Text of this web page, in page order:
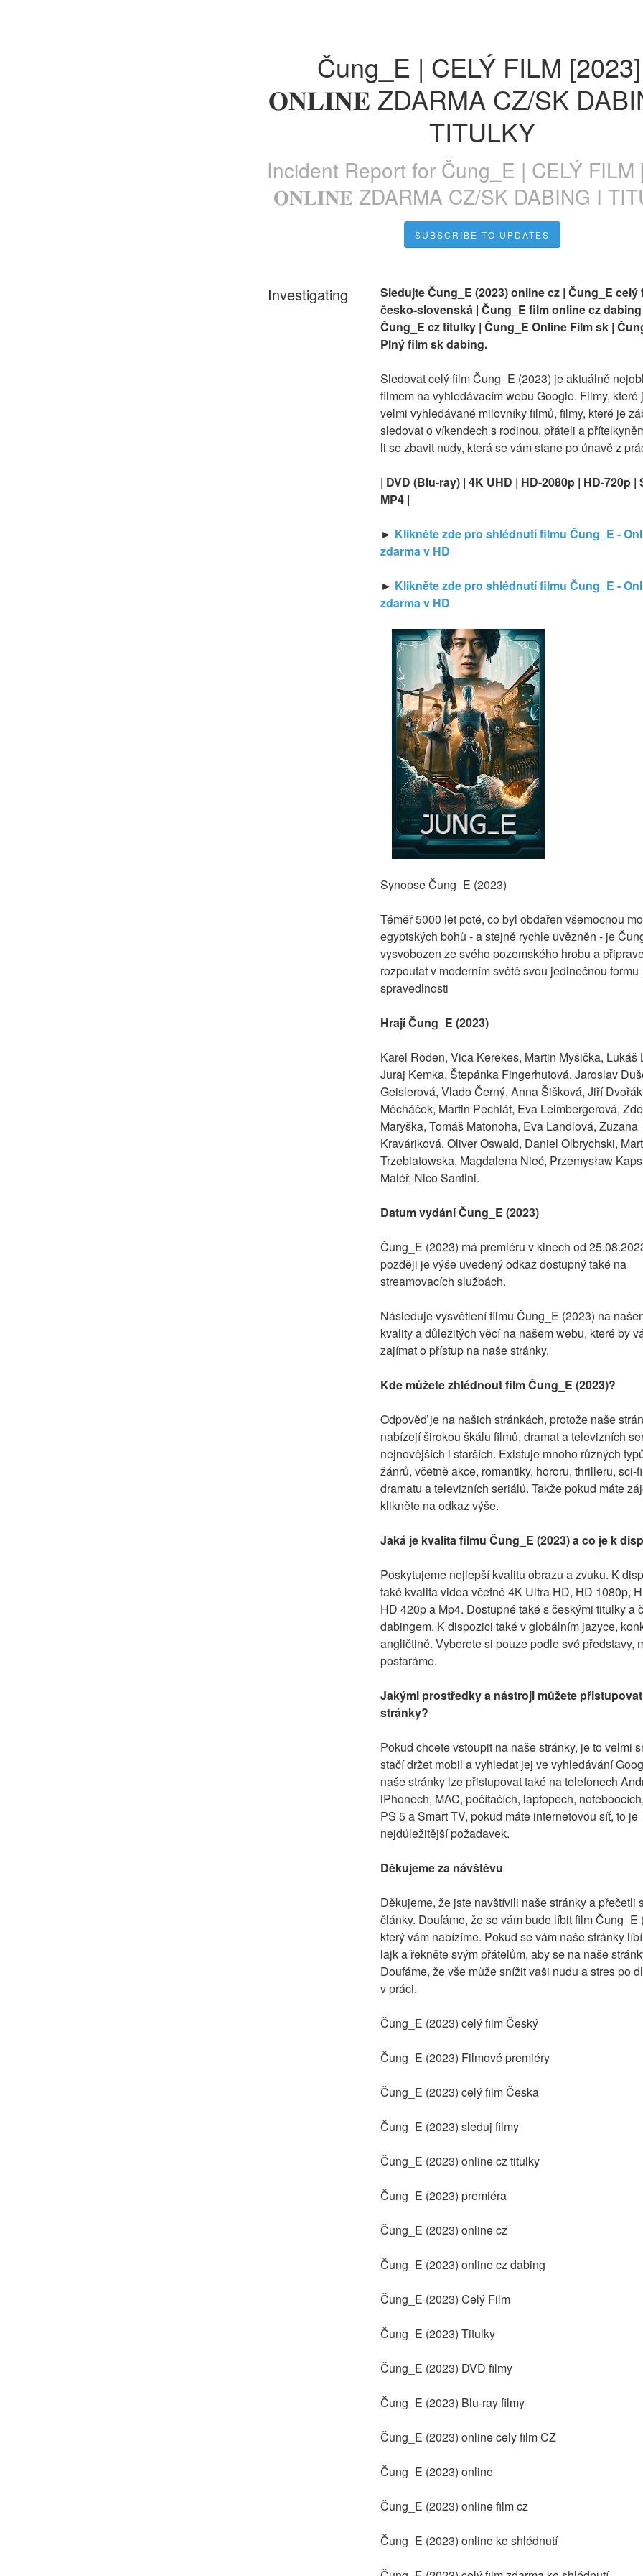
Čung_E | CELÝ FILM [2023]
𝐎𝐍𝐋𝐈𝐍𝐄 ZDARMA CZ/SK
TITULKY
Incident Report for Čung_E | CELÝ FILM
𝐎𝐍𝐋𝐈𝐍𝐄 ZDARMA CZ/SK DABING I
SUBSCRIBE TO UPDATES
Investigating
Sledujte Čung_E (2023) online cz | Čung_E
česko-slovenská | Čung_E film online cz
Čung_E cz titulky | Čung_E Online Film sk |
Plný film sk dabing.
Sledovat celý film Čung_E (2023) je aktuálně
filmem na vyhledávacím webu Google. Filmy, které
velmi vyhledávané milovníky filmů, filmy, které je
sledovat o víkendech s rodinou, přáteli a
li se zbavit nudy, která se vám stane po únavě z
| DVD (Blu-ray) | 4K UHD | HD-2080p | HD-720p |
MP4 |
► Klikněte zde pro shlédnutí filmu Čung_E -
zdarma v HD
► Klikněte zde pro shlédnutí filmu Čung_E -
zdarma v HD
Synopse Čung_E (2023)
Téměř 5000 let poté, co byl obdařen všemocnou
egyptských bohů - a stejně rychle uvězněn - je
vysvobozen ze svého pozemského hrobu a
rozpoutat v moderním světě svou jedinečnou formu
spravedlnosti
Hrají Čung_E (2023)
Karel Roden, Vica Kerekes, Martin Myšička, Lukáš
Juraj Kemka, Štepánka Fingerhutová, Jaroslav
Geislerová, Vlado Černý, Anna Šišková, Jiří
Měcháček, Martin Pechlát, Eva Leimbergerová,
Maryška, Tomáš Matonoha, Eva Landlová, Zuzana
Kraváriková, Oliver Oswald, Daniel Olbrychski,
Trzebiatowska, Magdalena Nieć, Przemysław
Maléř, Nico Santini.
Datum vydání Čung_E (2023)
Čung_E (2023) má premiéru v kinech od
později je výše uvedený odkaz dostupný také na
streamovacích službách.
Následuje vysvětlení filmu Čung_E (2023) na
kvality a důležitých věcí na našem webu, které by
zajímat o přístup na naše stránky.
Kde můžete zhlédnout film Čung_E (2023)?
Odpověď je na našich stránkách, protože naše
nabízejí širokou škálu filmů, dramat a televizních
nejnovějších i starších. Existuje mnoho různých
žánrů, včetně akce, romantiky, hororu, thrilleru, sci-
dramatu a televizních seriálů. Takže pokud máte
klikněte na odkaz výše.
Jaká je kvalita filmu Čung_E (2023) a co je k
Poskytujeme nejlepší kvalitu obrazu a zvuku. K
také kvalita videa včetně 4K Ultra HD, HD 1080p,
HD 420p a Mp4. Dostupné také s českými titulky a
dabingem. K dispozici také v globálním jazyce,
angličtině. Vyberete si pouze podle své představy,
postaráme.
Jakými prostředky a nástroji můžete
stránky?
Pokud chcete vstoupit na naše stránky, je to velmi
stačí držet mobil a vyhledat jej ve vyhledávání
naše stránky lze přistupovat také na telefonech
iPhonech, MAC, počítačích, laptopech,
PS 5 a Smart TV, pokud máte internetovou síť, to je
nejdůležitější požadavek.
Děkujeme za návštěvu
Děkujeme, že jste navštívili naše stránky a přečetli
články. Doufáme, že se vám bude líbit film Čung_E
který vám nabízíme. Pokud se vám naše stránky
lajk a řekněte svým přátelům, aby se na naše
Doufáme, že vše může snížit vaši nudu a stres po
v práci.
Čung_E (2023) celý film Český
Čung_E (2023) Filmové premiéry
Čung_E (2023) celý film Česka
Čung_E (2023) sleduj filmy
Čung_E (2023) online cz titulky
Čung_E (2023) premiéra
Čung_E (2023) online cz
Čung_E (2023) online cz dabing
Čung_E (2023) Celý Film
Čung_E (2023) Titulky
Čung_E (2023) DVD filmy
Čung_E (2023) Blu-ray filmy
Čung_E (2023) online cely film CZ
Čung_E (2023) online
Čung_E (2023) online film cz
Čung_E (2023) online ke shlédnutí